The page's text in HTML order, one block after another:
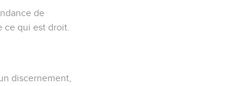
de
ce qui est droit.
discernement,